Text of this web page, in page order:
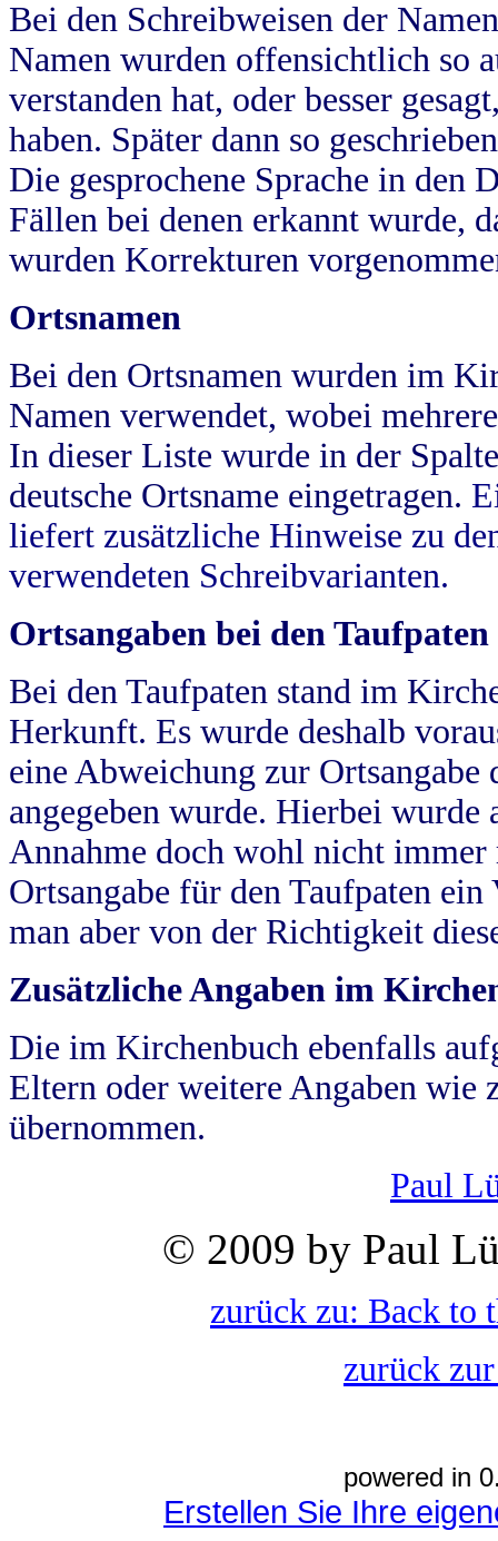
Bei den Schreibweisen der
Namen wurden offensichtlich so
verstanden hat, oder besser
haben. Später dann so
Die gesprochene Sprache in
Fällen bei denen erkannt wurde,
wurden Korrekturen
Ortsnamen
Bei den Ortsnamen wurden im
Namen verwendet, wobei
In dieser Liste wurde in der
deutsche Ortsname eingetragen.
liefert zusätzliche Hinweise zu
verwendeten Schreibvarianten.
Ortsangaben bei den Taufpaten
Bei den Taufpaten stand im
Herkunft. Es wurde deshalb
eine Abweichung zur
angegeben wurde. Hierbei wurde
Annahme doch wohl nicht
Ortsangabe für den Taufpaten
man aber von der Richtigkeit
Zusätzliche Angaben im
Die im Kirchenbuch ebenfalls
Eltern oder weitere Angaben wie
übernommen.
Paul
© 2009 by Paul
zurück zu: Back to
zurück
powered in
Erstellen Sie Ihre